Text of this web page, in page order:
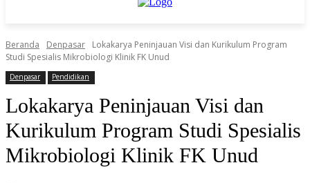
Beranda Denpasar
Lokakarya Peninjauan Visi dan Kurikulum Program
Studi Spesialis Mikrobiologi Klinik FK Unud
Denpasar Pendidikan
Lokakarya Peninjauan Visi dan
Kurikulum Program Studi Spesialis
Mikrobiologi Klinik FK Unud